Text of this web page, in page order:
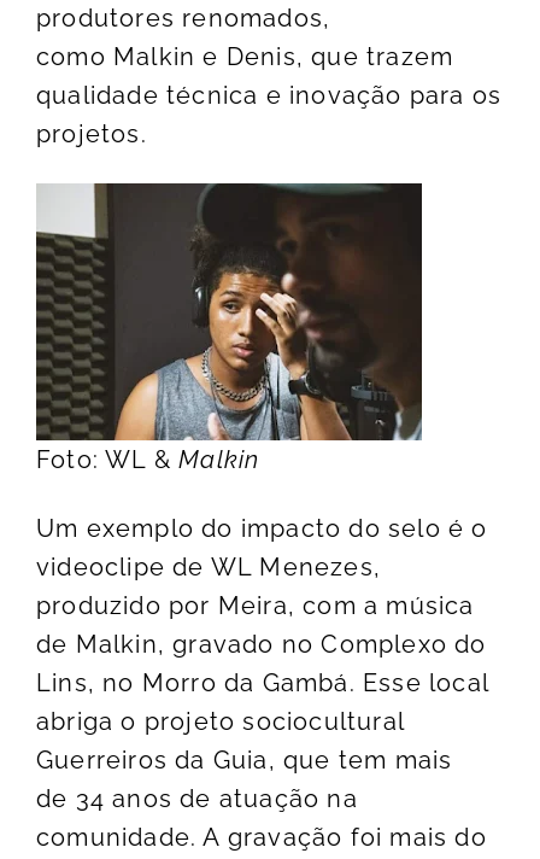
produtores renomados,
como Malkin e Denis, que trazem
qualidade técnica e inovação para os
projetos.
Foto: WL &Malkin
Um exemplo do impacto do selo é o
videoclipe de WL Menezes,
produzido por Meira, com a música
de Malkin, gravado no Complexo do
Lins, no Morro da Gambá. Esse local
abriga o projeto sociocultural
Guerreiros da Guia, que tem mais
de 34 anos de atuação na
comunidade. A gravação foi mais do